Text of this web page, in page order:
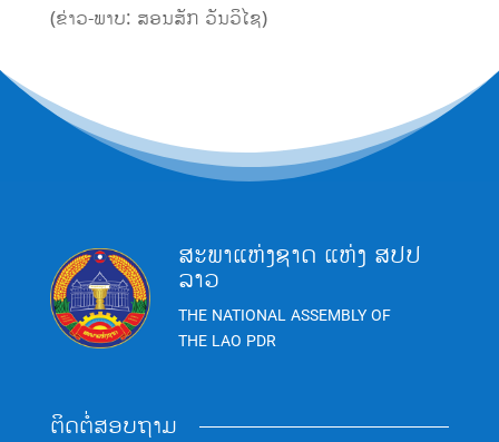
(ຂ່າວ-ພາບ: ສອນສັກ ວັນວິໄຊ)
ສະພາແຫ່ງຊາດ ແຫ່ງ ສປປ
ລາວ
THE NATIONAL ASSEMBLY OF
THE LAO PDR
ຕິດຕໍ່ສອບຖາມ